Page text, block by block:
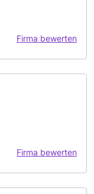
Firma bewerten
Firma bewerten